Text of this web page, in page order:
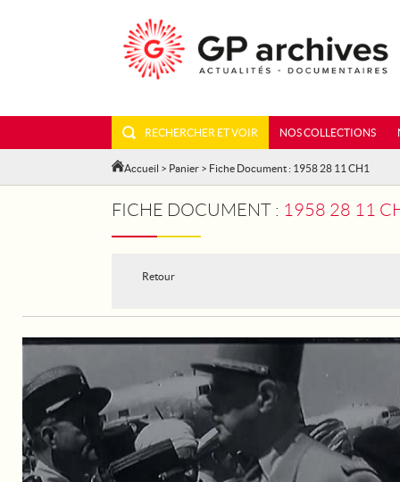
RECHERCHER ET VOIR NOS COLLECTIONS
Accueil > Panier > Fiche Document : 1958 28 11 CH1
FICHE DOCUMENT : 1958 28 11
Retour